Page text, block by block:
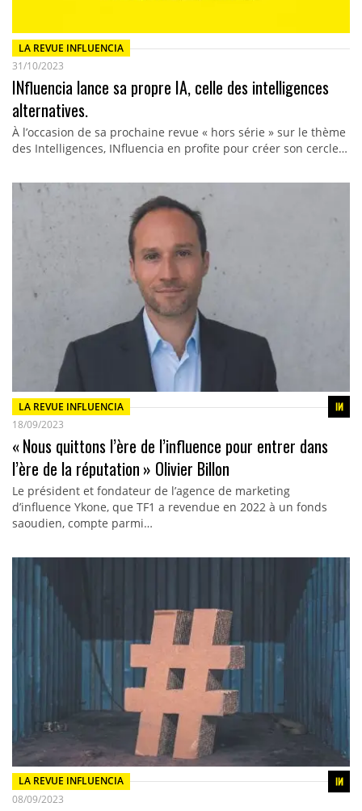
LA REVUE INFLUENCIA
31/10/2023
INfluencia lance sa propre IA, celle des intelligences
alternatives.
À l’occasion de sa prochaine revue « hors série » sur le thème
des Intelligences, INfluencia en profite pour créer son cercle…
LA REVUE INFLUENCIA
18/09/2023
« Nous quittons l’ère de l’influence pour entrer dans
l’ère de la réputation » Olivier Billon
Le président et fondateur de l’agence de marketing
d’influence Ykone, que TF1 a revendue en 2022 à un fonds
saoudien, compte parmi…
LA REVUE INFLUENCIA
08/09/2023